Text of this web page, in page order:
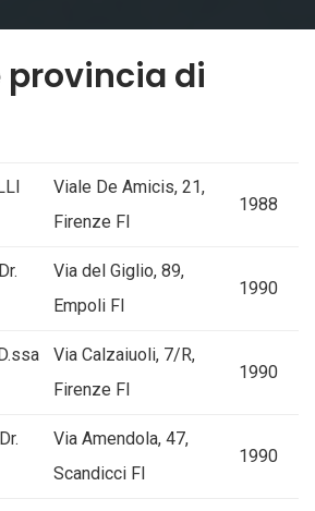
provincia di
Viale De Amicis, 21,
Firenze FI
1988
Via del Giglio, 89,
Empoli FI
1990
Via Calzaiuoli, 7/R,
Firenze FI
1990
Via Amendola, 47,
Scandicci FI
1990